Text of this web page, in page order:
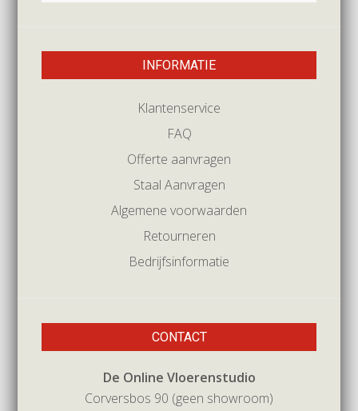
INFORMATIE
Klantenservice
FAQ
Offerte aanvragen
Staal Aanvragen
Algemene voorwaarden
Retourneren
Bedrijfsinformatie
CONTACT
De Online Vloerenstudio
Corversbos 90 (geen showroom)